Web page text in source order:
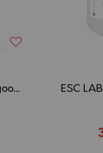
ESC LABORATOIRE - Equigood Friandises pour Chevaux NATURE